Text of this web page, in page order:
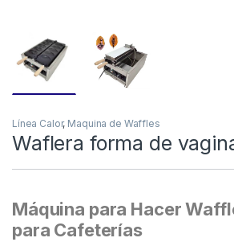
Línea Calor, Maquina de Waffles
Waflera forma de
Máquina para Hacer
para Cafeterías